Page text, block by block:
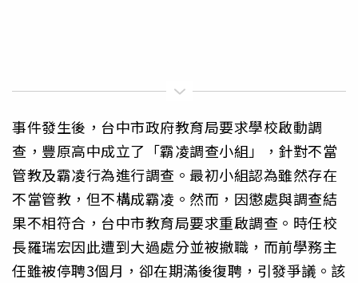
事件發生後，台中市政府教育局要求學校啟動調
查，豐原高中成立了「霸凌調查小組」，針對不當
管教及霸凌行為進行調查。最初小組認為雖然存在
不當管教，但不構成霸凌。然而，因懲處與調查結
果不相符合，台中市教育局要求重啟調查。時任校
長羅瑞宏因此遭到大過處分並被撤職，而前學務主
任雖被停聘3個月，卻在期滿後復聘，引發爭議。該